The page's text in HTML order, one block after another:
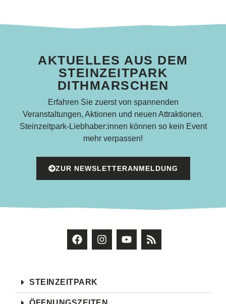
AKTUELLES AUS DEM
STEINZEITPARK
DITHMARSCHEN
Erfahren Sie zuerst von spannenden
Veranstaltungen, Aktionen und neuen Attraktionen.
Steinzeitpark-Liebhaber:innen können so kein Event
mehr verpassen!
ZUR NEWSLETTERANMELDUNG
STEINZEITPARK